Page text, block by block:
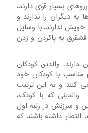
بسیار قوی دارند،
به دیگران را ندارند و
ندارند، با وسایل
قشقرق به پاکردن و زدن
والدین کودکان
مناسب با کودکان خود
کنند و به این ترتیب
والدینی که با کودک،
و سرزنش در رتبه اول
انتظار داشته باشند که